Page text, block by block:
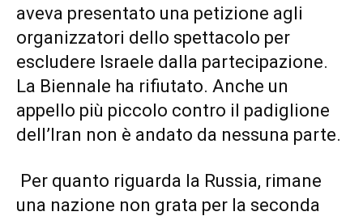
aveva presentato una petizione agli
organizzatori dello spettacolo per
escludere Israele dalla partecipazione.
La Biennale ha rifiutato. Anche un
appello più piccolo contro il padiglione
dell’Iran non è andato da nessuna parte.
Per quanto riguarda la Russia, rimane
una nazione non grata per la seconda